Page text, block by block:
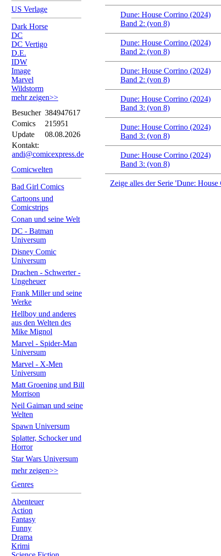
US Verlage
Dark Horse
DC
DC Vertigo
D.E.
IDW
Image
Marvel
Wildstorm
mehr zeigen>>
Besucher 384947617
Comics
215951
Update
08.08.2026
Kontakt:
andi@comicexpress.de
Comicwelten
Bad Girl Comics
Cartoons und
Comicstrips
Conan und seine Welt
DC - Batman
Universum
Disney Comic
Universum
Drachen - Schwerter -
Ungeheuer
Frank Miller und seine
Werke
Hellboy und anderes
aus den Welten des
Mike Mignol
Marvel - Spider-Man
Universum
Marvel - X-Men
Universum
Matt Groening und Bill
Morrison
Neil Gaiman und seine
Welten
Spawn Universum
Splatter, Schocker und
Horror
Star Wars Universum
mehr zeigen>>
Genres
Abenteuer
Action
Fantasy
Funny
Drama
Krimi
Dune: House Corrino (2024)
Band 2: (von 8)
Dune: House Corrino (2024)
Band 2: (von 8)
Dune: House Corrino (2024)
Band 2: (von 8)
Dune: House Corrino (2024)
Band 3: (von 8)
Dune: House Corrino (2024)
Band 3: (von 8)
Dune: House Corrino (2024)
Band 3: (von 8)
Zeige alles der Serie 'Dune: